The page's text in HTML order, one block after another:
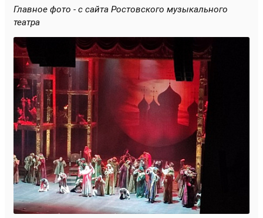
Главное фото - с сайта Ростовского музыкального
театра